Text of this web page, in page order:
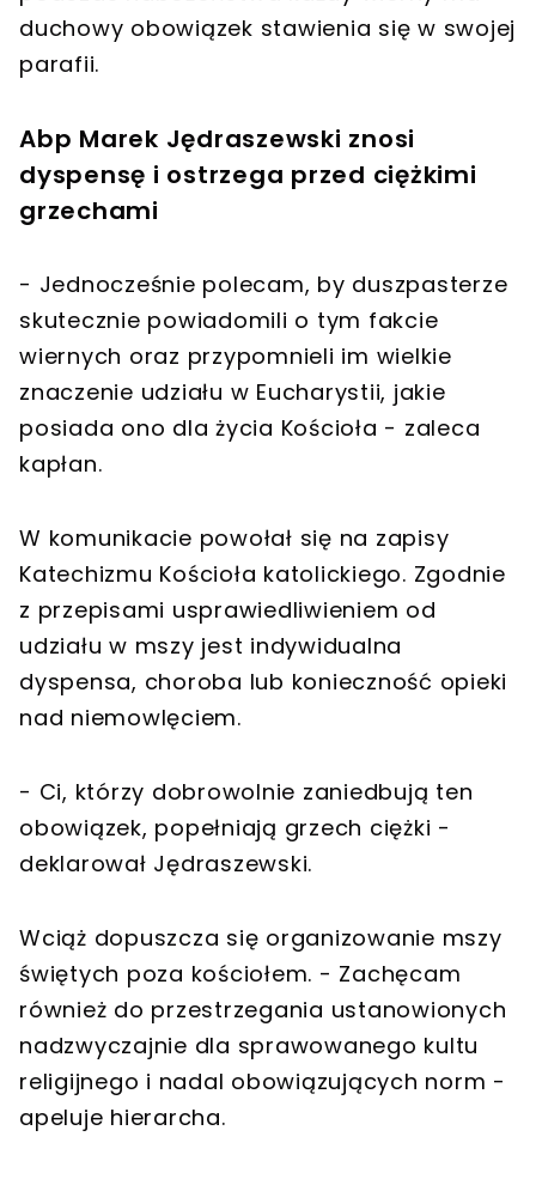
duchowy obowiązek stawienia się w swojej
parafii.
Abp Marek Jędraszewski znosi
dyspensę i ostrzega przed ciężkimi
grzechami
- Jednocześnie polecam, by duszpasterze
skutecznie powiadomili o tym fakcie
wiernych oraz przypomnieli im wielkie
znaczenie udziału w Eucharystii, jakie
posiada ono dla życia Kościoła - zaleca
kapłan.
W komunikacie powołał się na zapisy
Katechizmu Kościoła katolickiego. Zgodnie
z przepisami usprawiedliwieniem od
udziału w mszy jest indywidualna
dyspensa, choroba lub konieczność opieki
nad niemowlęciem.
- Ci, którzy dobrowolnie zaniedbują ten
obowiązek, popełniają grzech ciężki -
deklarował Jędraszewski.
Wciąż dopuszcza się organizowanie mszy
świętych poza kościołem. - Zachęcam
również do przestrzegania ustanowionych
nadzwyczajnie dla sprawowanego kultu
religijnego i nadal obowiązujących norm -
apeluje hierarcha.